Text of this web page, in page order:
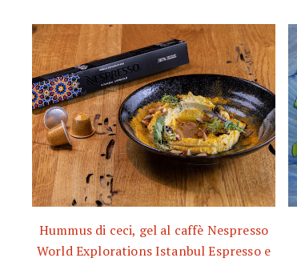
Hummus di ceci, gel al caffè Nespresso
World Explorations Istanbul Espresso e